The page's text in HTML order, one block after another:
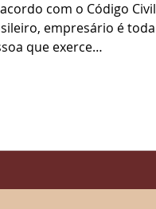
com o Código Civil
empresário é toda
que exerce